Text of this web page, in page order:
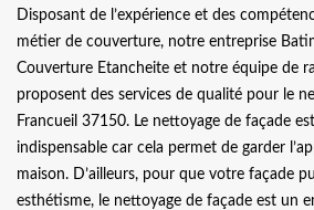
Disposant de l’expérience et des
métier de couverture, notre entreprise
Couverture Etancheite et notre équipe de
proposent des services de qualité pour le
Francueil 37150. Le nettoyage de façade
indispensable car cela permet de garder
maison. D’ailleurs, pour que votre façade
esthétisme, le nettoyage de façade est un